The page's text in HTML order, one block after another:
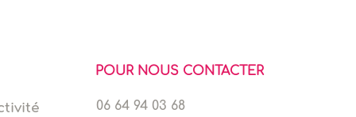
POUR NOUS CONTACTER
06 64 94 03 68